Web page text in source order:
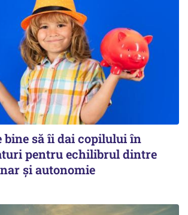
bine să îi dai copilului în
pentru echilibrul dintre
și autonomie